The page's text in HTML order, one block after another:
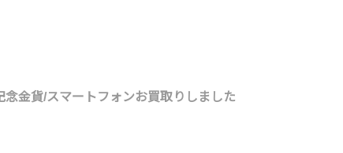
念金貨/スマートフォンお買取りしました